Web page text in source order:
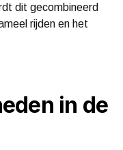
dit gecombineerd
rijden en het
in de